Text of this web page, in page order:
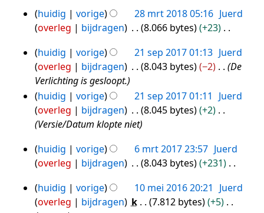
n
g
n
v
t
t
i
n
g
n
g
s
s
a
m
e
n
v
t
t
n
g
k
i
n
g
s
s
a
m
e
v
a
t
i
e
r
k
i
n
g
s
s
a
m
e
v
a
b
e
e
r
k
i
n
g
s
s
a
m
e
28
mrt
2018
huidig vorige 28 mrt 2018 05:16 Juerd
overleg
bijdragen 8.066 bytes
+23
e
e
n
b
e
w
r
k
i
n
21
sep
2017
huidig vorige 21 sep 2017 01:13 Juerd
overleg
bijdragen 8.043 bytes −2
De
Verlichting is gesloopt.
huidig
vorige 21 sep 2017 01:11
Juerd
overleg
bijdragen 8.045 bytes
+2
Versie/Datum klopte niet
6
mrt
2017
huidig vorige 6 mrt 2017 23:57 Juerd
overleg
bijdragen 8.043 bytes
+231
e
e
10
mei
huidig vorige 10 mei 2016 20:21
Juerd
overleg
bijdragen k 7.812 bytes
+5